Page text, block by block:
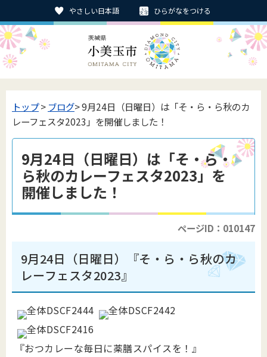
やさしい日本語 ひらがなをつける
トップ> ブログ> 9月24日（日曜日）は「そ・ら・ら秋のカ
レーフェスタ2023」を開催しました！
9月24日（日曜日）は「そ・ら・
ら秋のカレーフェスタ2023」を
開催しました！
ページID：010147
9月24日（日曜日）『そ・ら・ら秋のカ
レーフェスタ2023』
『おつカレーな毎日に薬膳スパイスを！』